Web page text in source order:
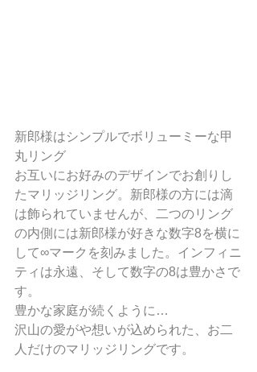
新郎様はシンプルでボリューミーな甲
丸リング
お互いにお好みのデザインでお創りし
たマリッジリング。新郎様の方には滴
は飾られていませんが、二つのリング
の内側には新郎様が好きな数字8を横に
して∞マークを刻みました。インフィニ
ティは永遠、そして数字の8は豊かさで
す。
豊かな家庭が続くように…
沢山の愛がや想いが込められた、お二
人だけのマリッジリングです。